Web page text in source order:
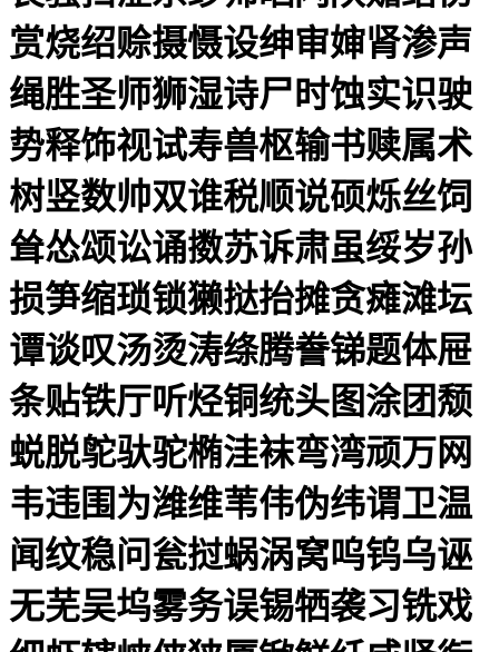
赏烧绍赊摄慑设绅审婶肾渗声
绳胜圣师狮湿诗尸时蚀实识驶
势释饰视试寿兽枢输书赎属术
树竖数帅双谁税顺说硕烁丝饲
耸怂颂讼诵擞苏诉肃虽绥岁孙
损笋缩琐锁獭挞抬摊贪瘫滩坛
谭谈叹汤烫涛绦腾誊锑题体屉
条贴铁厅听烃铜统头图涂团颓
蜕脱鸵驮驼椭洼袜弯湾顽万网
韦违围为潍维苇伟伪纬谓卫温
闻纹稳问瓮挝蜗涡窝呜钨乌诬
无芜吴坞雾务误锡牺袭习铣戏